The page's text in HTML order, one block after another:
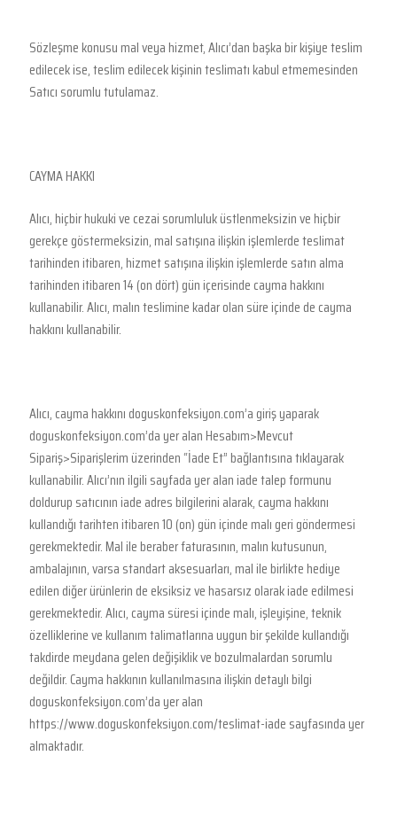
Sözleşme konusu mal veya hizmet, Alıcı’dan başka bir kişiye teslim
edilecek ise, teslim edilecek kişinin teslimatı kabul etmemesinden
Satıcı sorumlu tutulamaz.
CAYMA HAKKI
Alıcı, hiçbir hukuki ve cezai sorumluluk üstlenmeksizin ve hiçbir
gerekçe göstermeksizin, mal satışına ilişkin işlemlerde teslimat
tarihinden itibaren, hizmet satışına ilişkin işlemlerde satın alma
tarihinden itibaren 14 (on dört) gün içerisinde cayma hakkını
kullanabilir. Alıcı, malın teslimine kadar olan süre içinde de cayma
hakkını kullanabilir.
Alıcı, cayma hakkını doguskonfeksiyon.com’a giriş yaparak
doguskonfeksiyon.com’da yer alan Hesabım>Mevcut
Sipariş>Siparişlerim üzerinden “İade Et” bağlantısına tıklayarak
kullanabilir. Alıcı’nın ilgili sayfada yer alan iade talep formunu
doldurup satıcının iade adres bilgilerini alarak, cayma hakkını
kullandığı tarihten itibaren 10 (on) gün içinde malı geri göndermesi
gerekmektedir. Mal ile beraber faturasının, malın kutusunun,
ambalajının, varsa standart aksesuarları, mal ile birlikte hediye
edilen diğer ürünlerin de eksiksiz ve hasarsız olarak iade edilmesi
gerekmektedir. Alıcı, cayma süresi içinde malı, işleyişine, teknik
özelliklerine ve kullanım talimatlarına uygun bir şekilde kullandığı
takdirde meydana gelen değişiklik ve bozulmalardan sorumlu
değildir. Cayma hakkının kullanılmasına ilişkin detaylı bilgi
doguskonfeksiyon.com’da yer alan
https://www.doguskonfeksiyon.com/teslimat-iade sayfasında yer
almaktadır.